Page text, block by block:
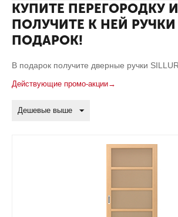
КУПИТЕ ПЕРЕГОРОДКУ И
ПОЛУЧИТЕ К НЕЙ РУЧКИ
ПОДАРОК!
В подарок получите дверные ручки
Действующие промо-акции→
Дешевые выше